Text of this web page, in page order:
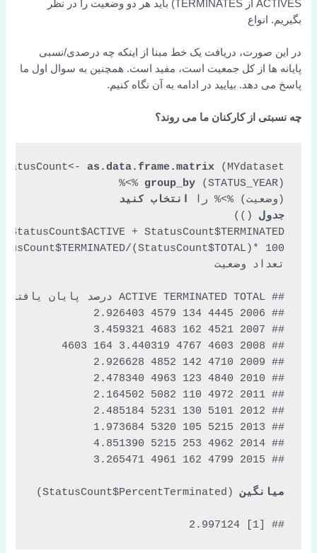
ACTIVES از TERMINATES) باید هر دو وضعیت را در نظر
بگیریم. انواع
در این صورت، دریافت یک خط مبنا از اینکه چه درصدی/نسبی
پایانه ها از کل جمعیت است، مفید است. همچنین به سوال اول ما
پاسخ می دهد. بیایید در ادامه به آن نگاه کنیم.
چه نسبتی از کارکنان ما می روند؟
as.data.frame.matrix (MYdataset %>%
group_by
(STATUS_YEAR) %>%
(وضعیت) %>% را
انتخاب کنید
جدول
(StatusCount$TOTAL)* 100
تعداد وضعیت
## 2008 4603 4767 3.440319 164 4603
## 2014 4962 253 5215 4.851390
میانگین
## [1] 2.997124